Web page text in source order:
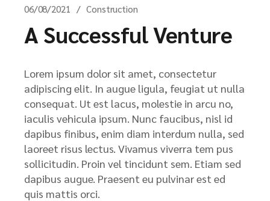
06/08/2021 Construction
A Successful Venture
Lorem ipsum dolor sit amet, consectetur
adipiscing elit. In augue ligula, feugiat ut nulla
consequat. Ut est lacus, molestie in arcu no,
iaculis vehicula ipsum. Nunc faucibus, nisl id
dapibus finibus, enim diam interdum nulla, sed
laoreet risus lectus. Vivamus viverra tem pus
sollicitudin. Proin vel tincidunt sem. Etiam sed
dapibus augue. Praesent eu pulvinar est ed
quis mattis orci.